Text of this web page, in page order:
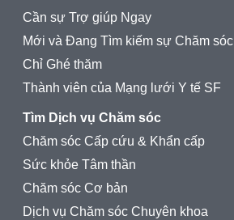
Cần sự Trợ giúp Ngay
Mới và Đang Tìm kiếm sự Chăm sóc
Chỉ Ghé thăm
Thành viên của Mạng lưới Y tế SF
Tìm Dịch vụ Chăm sóc
Chăm sóc Cấp cứu & Khẩn cấp
Sức khỏe Tâm thần
Chăm sóc Cơ bản
Dịch vụ Chăm sóc Chuyên khoa